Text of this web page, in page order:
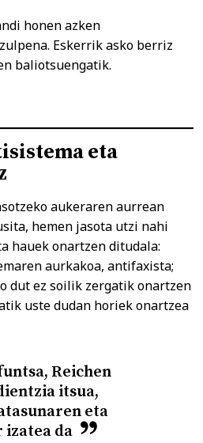
honen azken
Eskerrik asko berriz
baliotsuengatik.
eta
aukeraren aurrean
hemen jasota utzi nahi
hauek onartzen ditudala:
aurkakoa, antifaxista;
dut ez soilik zergatik onartzen
uste dudan horiek onartzea
Reichen
itsua,
eta
da